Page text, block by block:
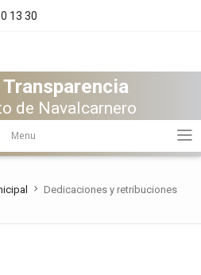
13 30
de Navalcarnero
Menu
Dedicaciones y retribuciones